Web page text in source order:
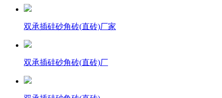
双承插硅砂角砖(直砖)厂家
双承插硅砂角砖(直砖)厂